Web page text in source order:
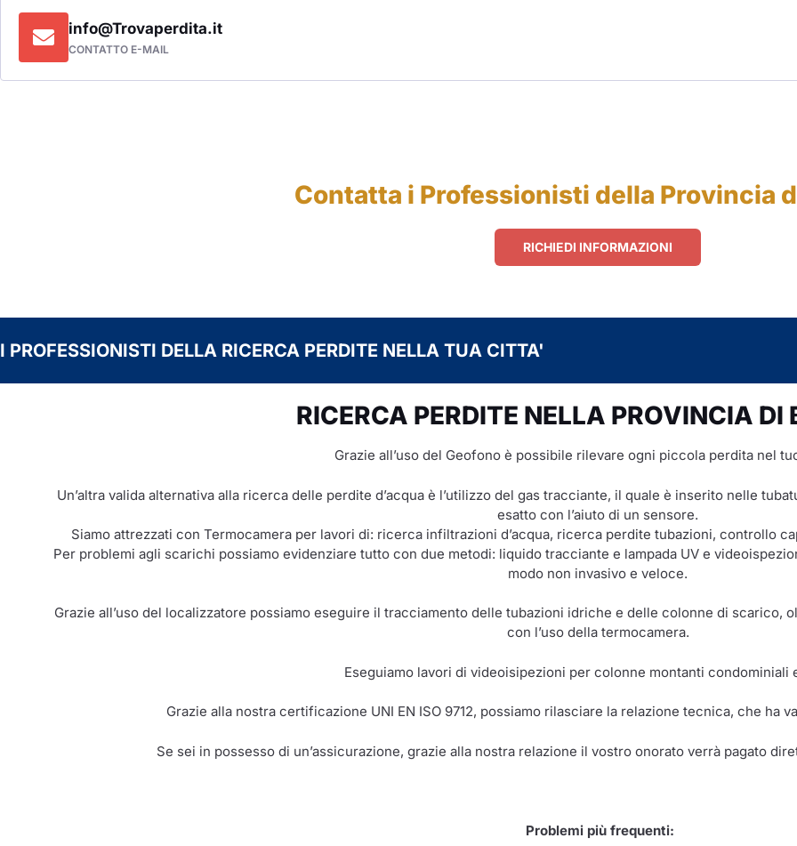
info@Trovaperdita.it
CONTATTO E-MAIL
Contatta i Professionisti della Provincia
RICHIEDI INFORMAZIONI
I PROFESSIONISTI DELLA RICERCA PERDITE NELLA TUA CITTA'
RICERCA PERDITE NELLA PROVINCIA DI
Grazie all’uso del Geofono è possibile rilevare ogni piccola perdita nel
Un’altra valida alternativa alla ricerca delle perdite d’acqua è l’utilizzo del gas tracciante, il quale è inserito nelle
esatto con l’aiuto di un sensore.
Siamo attrezzati con Termocamera per lavori di: ricerca infiltrazioni d’acqua, ricerca perdite tubazioni, controllo
Per problemi agli scarichi possiamo evidenziare tutto con due metodi: liquido tracciante e lampada UV e
modo non invasivo e veloce.
Grazie all’uso del localizzatore possiamo eseguire il tracciamento delle tubazioni idriche e delle colonne di scarico,
con l’uso della termocamera.
Eseguiamo lavori di videoisipezioni per colonne montanti condominiali
Grazie alla nostra certificazione UNI EN ISO 9712, possiamo rilasciare la relazione tecnica, che ha
Se sei in possesso di un’assicurazione, grazie alla nostra relazione il vostro onorato verrà pagato
Problemi più frequenti: